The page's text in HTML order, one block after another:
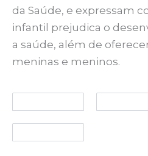
da Saúde, e expressam
infantil prejudica o
a saúde, além de
meninas e meninos.